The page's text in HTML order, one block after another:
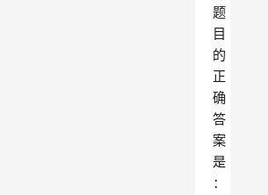
题
目
的
正
确
答
案
是
：